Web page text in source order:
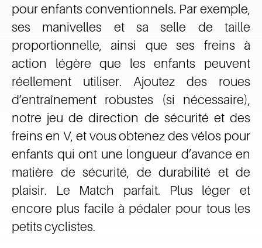
pour enfants conventionnels. Par exemple,
ses manivelles et sa selle de taille
proportionnelle, ainsi que ses freins à
action légère que les enfants peuvent
réellement utiliser. Ajoutez des roues
d’entraînement robustes (si nécessaire),
notre jeu de direction de sécurité et des
freins en V, et vous obtenez des vélos pour
enfants qui ont une longueur d’avance en
matière de sécurité, de durabilité et de
plaisir. Le Match parfait. Plus léger et
encore plus facile à pédaler pour tous les
petits cyclistes.